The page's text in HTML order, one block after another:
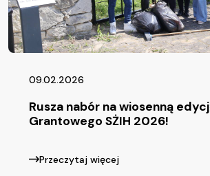
09.02.2026
Rusza nabór na wiosenną
Grantowego SŻIH 2026!
Przeczytaj więcej